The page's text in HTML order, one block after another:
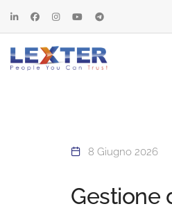
8 Giugno 2026
Gestione